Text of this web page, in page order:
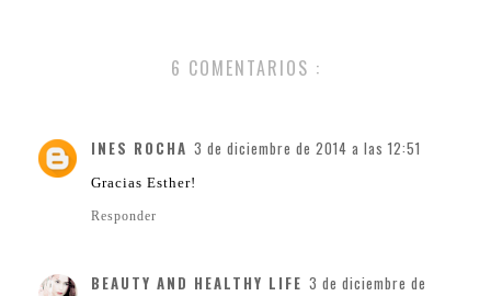
6 COMENTARIOS :
INES ROCHA 3 de diciembre de 2014 a las 12:51
Gracias Esther!
Responder
BEAUTY AND HEALTHY LIFE 3 de diciembre de